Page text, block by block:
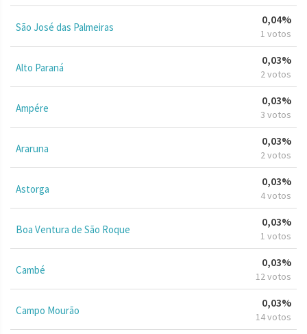
São José das Palmeiras
0,04%
1 votos
Alto Paraná
0,03%
2 votos
Ampére
0,03%
3 votos
Araruna
0,03%
2 votos
Astorga
0,03%
4 votos
Boa Ventura de São Roque
0,03%
1 votos
Cambé
0,03%
12 votos
Campo Mourão
0,03%
14 votos